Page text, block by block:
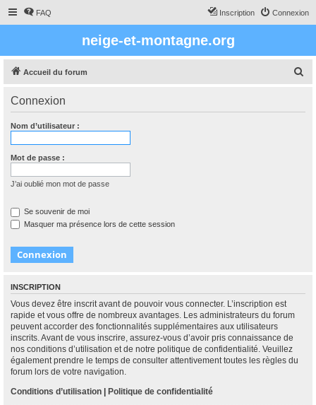
FAQ Connexion
Inscription
neige-et-montagne.org
Accueil du forum
Connexion
Nom d’utilisateur :
Mot de passe :
J’ai oublié mon mot de passe
Se souvenir de moi
Masquer ma présence lors de cette session
INSCRIPTION
Vous devez être inscrit avant de pouvoir vous connecter. L’inscription est
rapide et vous offre de nombreux avantages. Les administrateurs du forum
peuvent accorder des fonctionnalités supplémentaires aux utilisateurs
inscrits. Avant de vous inscrire, assurez-vous d’avoir pris connaissance de
nos conditions d’utilisation et de notre politique de confidentialité. Veuillez
également prendre le temps de consulter attentivement toutes les règles du
forum lors de votre navigation.
Conditions d’utilisation | Politique de confidentialité